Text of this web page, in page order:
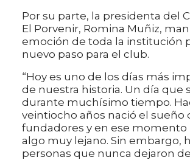
Por su parte, la presidenta del
El Porvenir, Romina Muñiz,
emoción de toda la institución
nuevo paso para el club.
“Hoy es uno de los días más
de nuestra historia. Un día que
durante muchísimo tiempo.
veintiocho años nació el sueño
fundadores y en ese momento
algo muy lejano. Sin embargo,
personas que nunca dejaron